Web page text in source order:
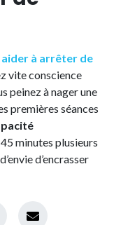
à arrêter de
vite conscience
peinez à nager une
premières séances
minutes plusieurs
d’encrasser